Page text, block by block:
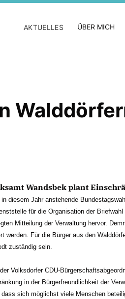
AKTUELLES ÜBER MICH
Wandsbek plant
in diesem Jahr anstehende
für die Organisation der
Mitteilung der Verwaltung hervor.
werden. Für die Bürger aus den
zuständig sein.
Volksdorfer CDU-
in der Bürgerfreundlichkeit der
dass sich möglichst viele Menschen